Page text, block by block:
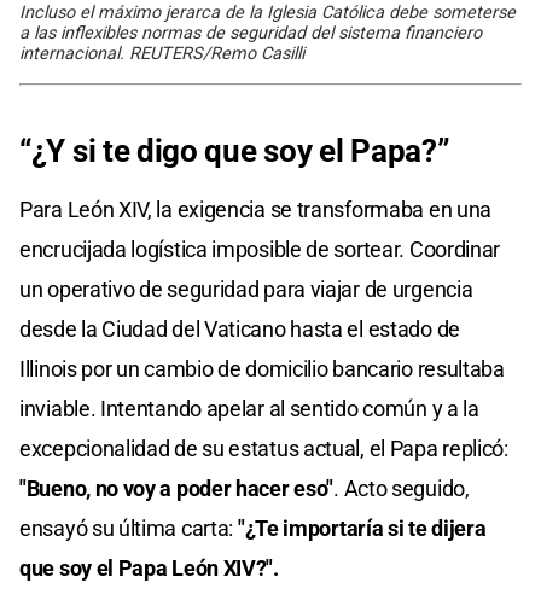
Incluso el máximo jerarca de la Iglesia Católica debe someterse
a las inflexibles normas de seguridad del sistema financiero
internacional. REUTERS/Remo Casilli
“¿Y si te digo que soy el Papa?”
Para León XIV, la exigencia se transformaba en una
encrucijada logística imposible de sortear. Coordinar
un operativo de seguridad para viajar de urgencia
desde la Ciudad del Vaticano hasta el estado de
Illinois por un cambio de domicilio bancario resultaba
inviable. Intentando apelar al sentido común y a la
excepcionalidad de su estatus actual, el Papa replicó:
"Bueno, no voy a poder hacer eso". Acto seguido,
ensayó su última carta: "¿Te importaría si te dijera
que soy el Papa León XIV?".